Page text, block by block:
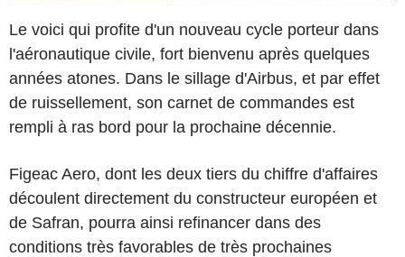
Le voici qui profite d'un nouveau cycle porteur dans
l'aéronautique civile, fort bienvenu après quelques
années atones. Dans le sillage d'Airbus, et par effet
de ruissellement, son carnet de commandes est
rempli à ras bord pour la prochaine décennie.
Figeac Aero, dont les deux tiers du chiffre d'affaires
découlent directement du constructeur européen et
de Safran, pourra ainsi refinancer dans des
conditions très favorables de très prochaines